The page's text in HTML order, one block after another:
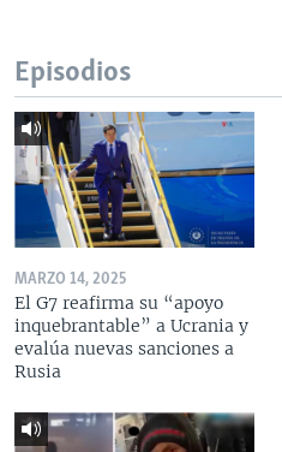
Episodios
MARZO 14, 2025
El G7 reafirma su “apoyo
inquebrantable” a Ucrania y
evalúa nuevas sanciones a
Rusia